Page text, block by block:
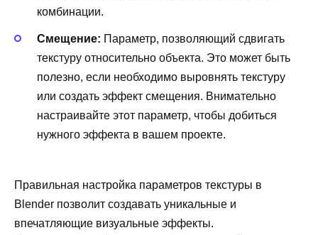
комбинации.
Смещение: Параметр, позволяющий сдвигать
текстуру относительно объекта. Это может быть
полезно, если необходимо выровнять текстуру
или создать эффект смещения. Внимательно
настраивайте этот параметр, чтобы добиться
нужного эффекта в вашем проекте.
Правильная настройка параметров текстуры в
Blender позволит создавать уникальные и
впечатляющие визуальные эффекты.